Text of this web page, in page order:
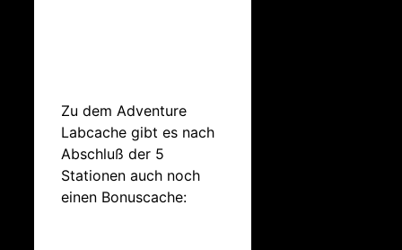
Zu dem Adventure
Labcache gibt es nach
Abschluß der 5
Stationen auch noch
einen Bonuscache: